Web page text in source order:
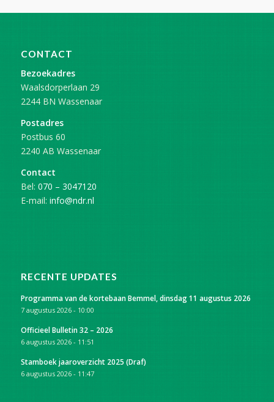
CONTACT
Bezoekadres
Waalsdorperlaan 29
2244 BN Wassenaar
Postadres
Postbus 60
2240 AB Wassenaar
Contact
Bel: 070 – 3047120
E-mail: info@ndr.nl
RECENTE UPDATES
Programma van de kortebaan Bemmel, dinsdag 11 augustus 2026
7 augustus 2026 - 10:00
Officieel Bulletin 32 – 2026
6 augustus 2026 - 11:51
Stamboek jaaroverzicht 2025 (Draf)
6 augustus 2026 - 11:47